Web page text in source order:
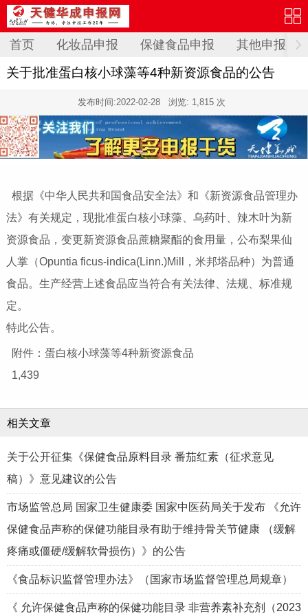
首页 化妆品申报 保健食品申报 其他申报
关于批准蛋白核小球藻等4种新资源食品的公告
发布时间:2022-02-28 浏览: 1,815 次
根据《中华人民共和国食品安全法》和《新资源食品管理办
法》有关规定，现批准蛋白核小球藻、乌药叶、辣木叶为新
资源食品，变更新资源食品蔗糖聚酯的食用量，公布梨果仙
人掌（Opuntia ficus-indica(Linn.)Mill，米邦塔品种）为普通
食品。生产经营上述食品应当符合有关法律、法规、标准规
定。
特此公告。
附件：蛋白核小球藻等4种新资源食品
1,439
相关文章
关于公开征集《保健食品原料目录 番茄红素（征求意见
稿）》意见建议的公告
市场监管总局 国家卫生健康委 国家中医药局关于发布 《允许
保健食品声称的保健功能目录有助于维持骨关节健康 （缓解
疼痛或僵硬/缓解软骨损伤）》的公告
《食品标识监督管理办法》（国家市场监督管理总局规章）
《 允许保健食品声称的保健功能目录 非营养素补充剂（2023